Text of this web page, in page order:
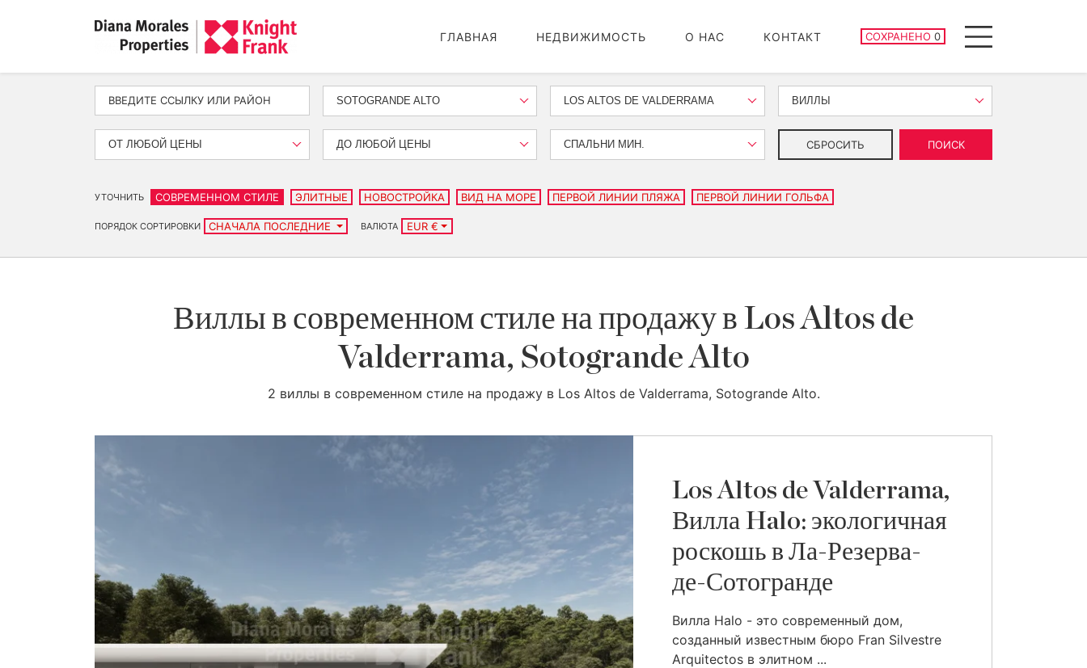
ГЛАВНАЯ НЕДВИЖИМОСТЬ О НАС КОНТАКТ СОХРАНЕНО 0
СОХРАНЕННЫЕ ОБЪЕКТЫ
Menu
SOTOGRANDE ALTO LOS ALTOS DE VALDERRAMA ВИЛЛЫ
ОТ ЛЮБОЙ ЦЕНЫ ДО ЛЮБОЙ ЦЕНЫ СПАЛЬНИ МИН. СБРОСИТЬ ПОИСК
УТОЧНИТЬ СОВРЕМЕННОМ СТИЛЕ ЭЛИТНЫЕ НОВОСТРОЙКА ВИД НА МОРЕ ПЕРВОЙ ЛИНИИ ПЛЯЖА ПЕРВОЙ ЛИНИИ ГОЛЬФА
ПОРЯДОК СОРТИРОВКИ СНАЧАЛА ПОСЛЕДНИЕ ВАЛЮТА EUR €
Виллы в современном стиле на продажу в Los Altos de
Valderrama, Sotogrande Alto
2 виллы в современном стиле на продажу в Los Altos de Valderrama, Sotogrande Alto.
Los Altos de Valderrama,
Вилла Halo: экологичная
роскошь в Ла-Резерва-
де-Сотогранде
Вилла Halo - это современный дом,
созданный известным бюро Fran Silvestre
Arquitectos в элитном ...